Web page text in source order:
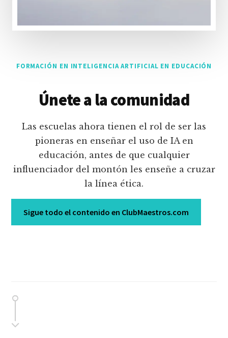
FORMACIÓN EN INTELIGENCIA ARTIFICIAL EN EDUCACIÓN
Únete a la comunidad
Las escuelas ahora tienen el rol de ser las
pioneras en enseñar el uso de IA en
educación, antes de que cualquier
influenciador del montón les enseñe a cruzar
la línea ética.
Sigue todo el contenido en ClubMaestros.com